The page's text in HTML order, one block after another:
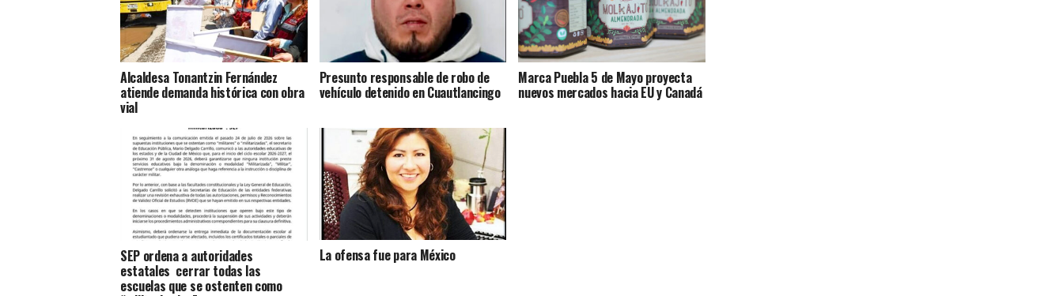
Alcaldesa Tonantzin Fernández
atiende demanda histórica con obra
vial
Presunto responsable de robo de
vehículo detenido en Cuautlancingo
Marca Puebla 5 de Mayo proyecta
nuevos mercados hacia EU y Canadá
SEP ordena a autoridades
estatales cerrar todas las
escuelas que se ostenten como
La ofensa fue para México